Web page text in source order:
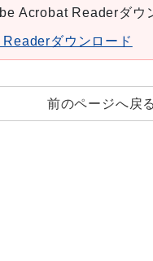
Acrobat Readerダウ
ダウンロード
前のページへ戻る